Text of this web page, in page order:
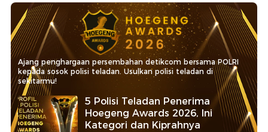
Ajang penghargaan persembahan detikcom bersama POLRI
kepada sosok polisi teladan. Usulkan polisi teladan di
sekitarmu!
5 Polisi Teladan Penerima
Hoegeng Awards 2026, Ini
Kategori dan Kiprahnya